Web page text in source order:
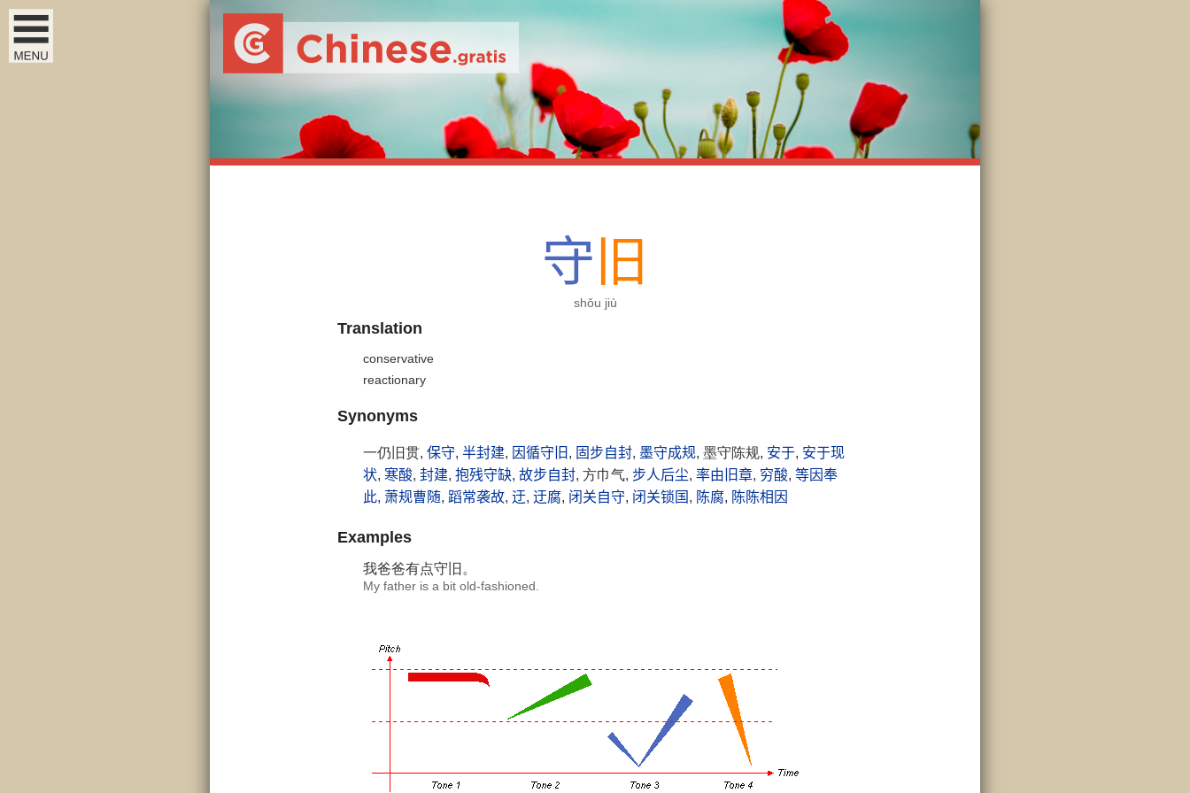
守 旧
shǒu jiù
Translation
conservative
reactionary
Synonyms
一仍旧贯, 保守, 半封建, 因循守旧 , 固步自封, 墨守成规, 墨守陈规, 安于, 安于现
状, 寒酸, 封建, 抱残守缺, 故步自封, 方巾气, 步人后尘, 率由旧章, 穷酸, 等因奉
此, 萧规曹随, 蹈常袭故, 迂, 迂腐, 闭关自守, 闭关锁国 , 陈腐, 陈陈相因
Examples
我爸爸有点守旧 。
My father is a bit old-fashioned.